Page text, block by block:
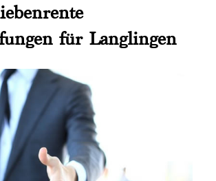
für Langlingen